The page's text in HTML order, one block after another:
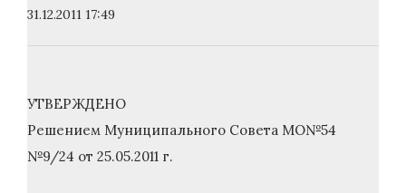
31.12.2011 17:49
УТВЕРЖДЕНО
Решением Муниципального Совета МО№54
№9/24 от 25.05.2011 г.